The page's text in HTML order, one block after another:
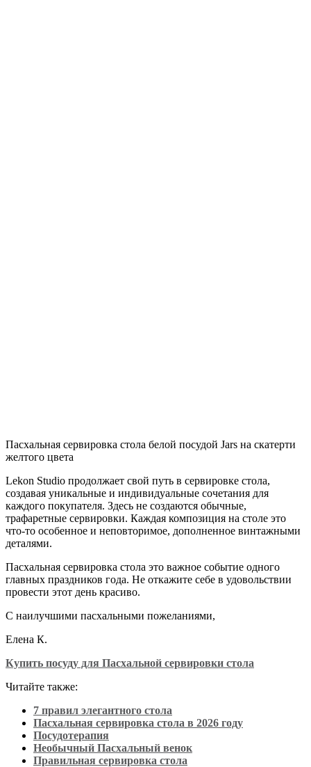
Пасхальная сервировка стола белой посудой Jars на скатерти
желтого цвета
Lekon Studio продолжает свой путь в сервировке стола,
создавая уникальные и индивидуальные сочетания для
каждого покупателя. Здесь не создаются обычные,
трафаретные сервировки. Каждая композиция на столе это
что-то особенное и неповторимое, дополненное винтажными
деталями.
Пасхальная сервировка стола это важное событие одного
главных праздников года. Не откажите себе в удовольствии
провести этот день красиво.
С наилучшими пасхальными пожеланиями,
Елена К.
Купить посуду для Пасхальной сервировки стола
Читайте также:
7 правил элегантного стола
Пасхальная сервировка стола в 2026 году
Посудотерапия
Необычный Пасхальный венок
Правильная сервировка стола